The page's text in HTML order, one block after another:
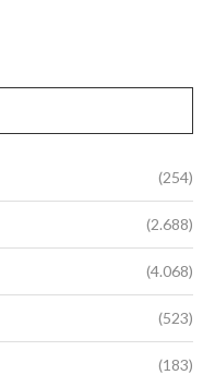
(254)
(2.688)
(4.068)
(523)
(183)